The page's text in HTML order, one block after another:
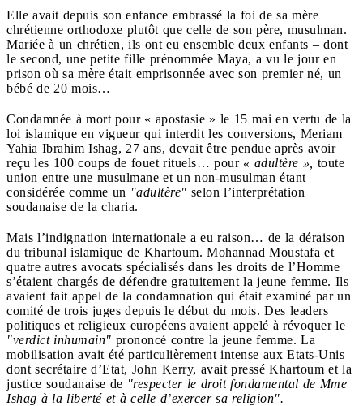
Elle avait depuis son enfance embrassé la foi de sa mère
chrétienne orthodoxe plutôt que celle de son père, musulman.
Mariée à un chrétien, ils ont eu ensemble deux enfants – dont
le second, une petite fille prénommée Maya, a vu le jour en
prison où sa mère était emprisonnée avec son premier né, un
bébé de 20 mois…
Condamnée à mort pour « apostasie » le 15 mai en vertu de la
loi islamique en vigueur qui interdit les conversions, Meriam
Yahia Ibrahim Ishag, 27 ans, devait être pendue après avoir
reçu les 100 coups de fouet rituels… pour « adultère »,
toute
union entre une musulmane et un non-musulman étant
considérée comme un "adultère" selon l’interprétation
soudanaise de la charia.
Mais l’indignation internationale a eu raison… de la déraison
du tribunal islamique de Khartoum. Mohannad Moustafa et
quatre autres avocats spécialisés dans les droits de l’Homme
s’étaient chargés de défendre gratuitement la jeune femme. Ils
avaient fait appel de la condamnation qui était examiné par un
comité de trois juges depuis le début du mois. Des leaders
politiques et religieux européens avaient appelé à révoquer le
"verdict inhumain" prononcé contre la jeune femme. La
mobilisation avait été particulièrement intense aux Etats-Unis
dont secrétaire d’Etat, John Kerry, avait pressé Khartoum et la
justice soudanaise de "respecter le droit fondamental de Mme
Ishag à la liberté et à celle d’exercer sa religion".